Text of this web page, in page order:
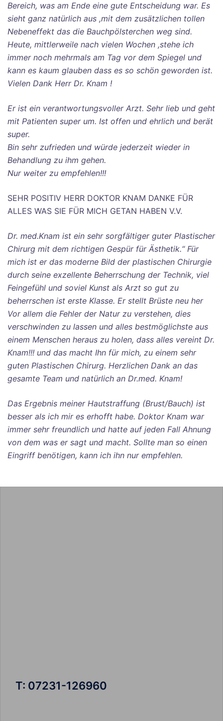
Bereich, was am Ende eine gute Entscheidung war. Es
sieht ganz natürlich aus ,mit dem zusätzlichen tollen
Nebeneffekt das die Bauchpölsterchen weg sind.
Heute, mittlerweile nach vielen Wochen ,stehe ich
immer noch mehrmals am Tag vor dem Spiegel und
kann es kaum glauben dass es so schön geworden ist.
Vielen Dank Herr Dr. Knam !
Er ist ein verantwortungsvoller Arzt. Sehr lieb und geht
mit Patienten super um. Ist offen und ehrlich und berät
super.
Bin sehr zufrieden und würde jederzeit wieder in
Behandlung zu ihm gehen.
Nur weiter zu empfehlen!!!
SEHR POSITIV HERR DOKTOR KNAM DANKE FÜR
ALLES WAS SIE FÜR MICH GETAN HABEN V.V.
Dr. med.Knam ist ein sehr sorgfältiger guter Plastischer
Chirurg mit dem richtigen Gespür für Ästhetik.“ Für
mich ist er das moderne Bild der plastischen Chirurgie
durch seine exzellente Beherrschung der Technik, viel
Feingefühl und soviel Kunst als Arzt so gut zu
beherrschen ist erste Klasse. Er stellt Brüste neu her
Vor allem die Fehler der Natur zu verstehen, dies
verschwinden zu lassen und alles bestmöglichste aus
einem Menschen heraus zu holen, dass alles vereint Dr.
Knam!!! und das macht Ihn für mich, zu einem sehr
guten Plastischen Chirurg. Herzlichen Dank an das
gesamte Team und natürlich an Dr.med. Knam!
Das Ergebnis meiner Hautstraffung (Brust/Bauch) ist
besser als ich mir es erhofft habe. Doktor Knam war
immer sehr freundlich und hatte auf jeden Fall Ahnung
von dem was er sagt und macht. Sollte man so einen
Eingriff benötigen, kann ich ihn nur empfehlen.
T: 07231-126960